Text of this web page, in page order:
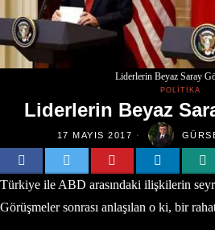
Liderlerin Beyaz Saray
POLITIKA
Liderlerin Beyaz
17 MAYIS 2017
Türkiye ile ABD arasındaki ilişkilerin
Görüşmeler sonrası anlaşılan o ki, bir